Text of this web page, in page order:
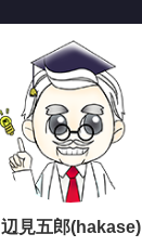
辺見五郎(hakase)